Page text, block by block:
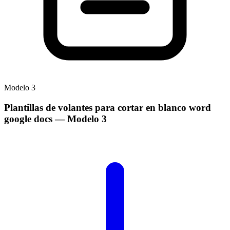
Modelo 3
Plantillas de volantes para cortar en blanco word
google docs— Modelo 3